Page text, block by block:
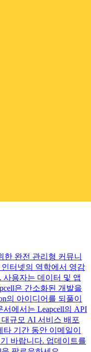
한 완전 관리형 커뮤니
터넷의 역학에서 영감
용자는 데이터 및 앱
은 간소화된 개발을
의 아이디어를 되풀이
에서는 Leapcell의 API
규모 AI 서비스 배포
기간 동안 이메일이
바랍니다. 업데이트를